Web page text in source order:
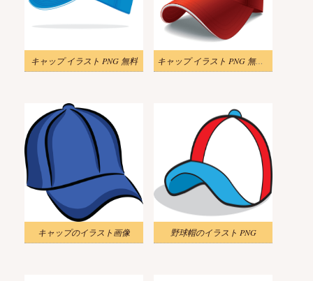
キャップ イラスト PNG 無料 キャップ イラスト PNG 無料 2
キャップのイラスト画像 野球帽のイラスト PNG